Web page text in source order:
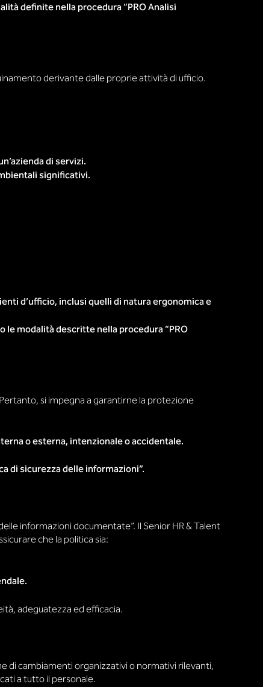
definite nella procedura “PRO Analisi
derivante dalle proprie attività di ufficio.
di servizi.
significativi.
d’ufficio, inclusi quelli di natura ergonomica e
modalità descritte nella procedura “PRO
si impegna a garantirne la protezione
o esterna, intenzionale o accidentale.
di sicurezza delle informazioni”.
informazioni documentate”. Il Senior HR & Talent
che la politica sia:
adeguatezza ed efficacia.
di cambiamenti organizzativi o normativi rilevanti,
a tutto il personale.